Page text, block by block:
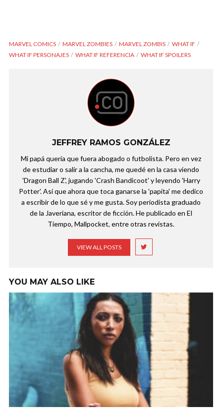
MARVEL COMICS MARVEL ZOMBIES MARVEL ZOMBIS
WHAT IF
WHAT IF PERSONAJES
WHAT IF REFERENCIA WHAT IF SPOILERS
JEFFREY RAMOS GONZÁLEZ
Mi papá quería que fuera abogado o futbolista. Pero en vez
de estudiar o salir a la cancha, me quedé en la casa viendo
'Dragon Ball Z', jugando 'Crash Bandicoot' y leyendo 'Harry
Potter'. Así que ahora que toca ganarse la 'papita' me dedico
a escribir de lo que sé y me gusta. Soy periodista graduado
de la Javeriana, escritor de ficción. He publicado en El
Tiempo, Mallpocket, entre otras revistas.
VIEW ALL POSTS
YOU MAY ALSO LIKE